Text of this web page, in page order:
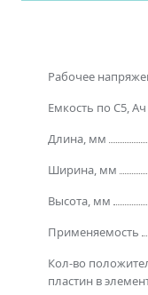
Рабочее
Емкость по C5, Ач
Длина, мм
Ширина, мм
Высота, мм
Применяемость
Кол-во
пластин в